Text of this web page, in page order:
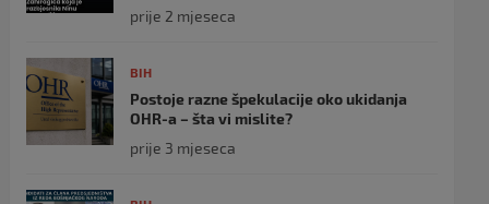
prije 2 mjeseca
BIH
Postoje razne špekulacije oko ukidanja
OHR-a – šta vi mislite?
prije 3 mjeseca